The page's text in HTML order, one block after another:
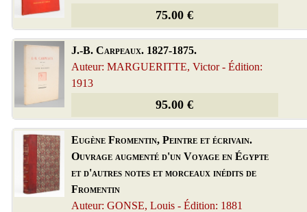
75.00 €
J.-B. Carpeaux. 1827-1875.
Auteur: MARGUERITTE, Victor - Édition:
1913
95.00 €
Eugène Fromentin, Peintre et écrivain.
Ouvrage augmenté d'un Voyage en Égypte
et d'autres notes et morceaux inédits de
Fromentin
Auteur: GONSE, Louis - Édition: 1881